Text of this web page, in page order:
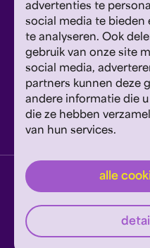
advertenties te
social media te bieden
te analyseren. Ook
gebruik van onze site
social media,
partners kunnen deze
andere informatie die
die ze hebben
van hun services.
alle
inschrijven
Dit formulier wordt
Google's Privacyverklaring
van toepassing.
Geef om Philzuid en
steun ons
privacyverklaring
website door exitable